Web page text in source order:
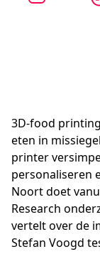
3D-food
eten in
printer
personaliseren
Noort doet
Research
vertelt over de
Stefan Voogd